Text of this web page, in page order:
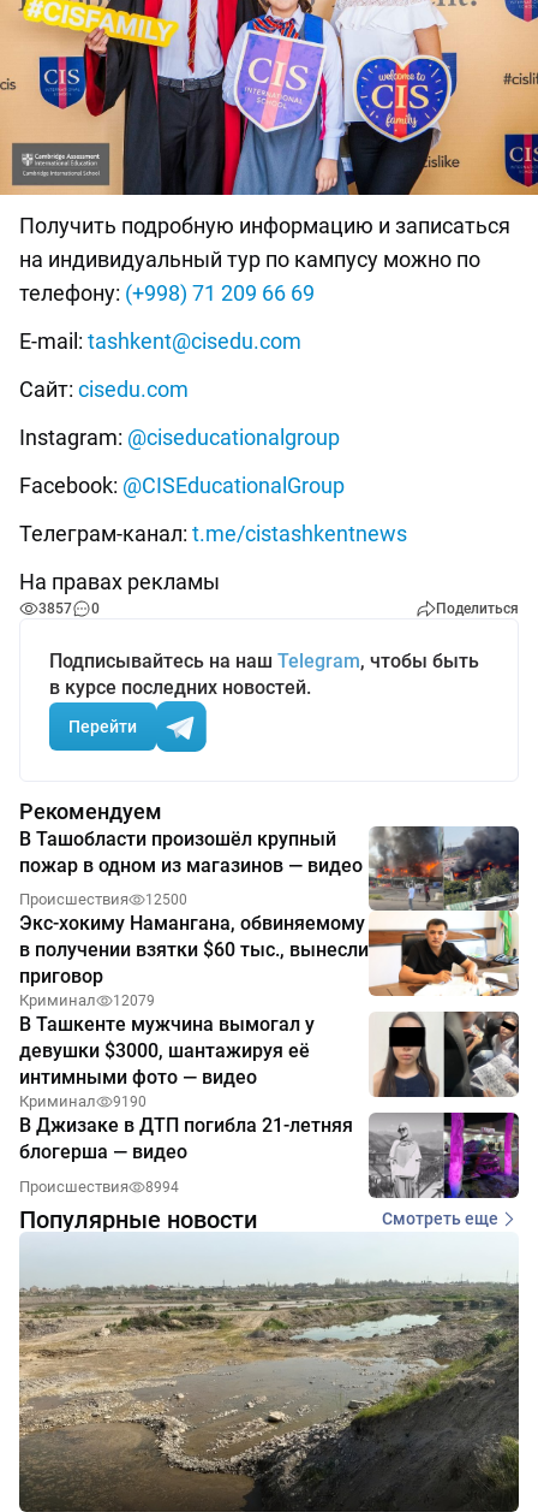
Получить подробную информацию и записаться
на индивидуальный тур по кампусу можно по
телефону: (+998) 71 209 66 69
E-mail: tashkent@cisedu.com
Сайт: cisedu.com
Instagram: @ciseducationalgroup
Facebook: @CISEducationalGroup
Телеграм-канал: t.me/cistashkentnews
На правах рекламы
3857 0 Поделиться
Подписывайтесь на наш Telegram, чтобы быть
в курсе последних новостей.
Перейти
Рекомендуем
В Ташобласти произошёл крупный
пожар в одном из магазинов — видео
Происшествия 12500
Экс-хокиму Намангана, обвиняемому
в получении взятки $60 тыс., вынесли
приговор
Криминал 12079
В Ташкенте мужчина вымогал у
девушки $3000, шантажируя её
интимными фото — видео
Криминал 9190
В Джизаке в ДТП погибла 21-летняя
блогерша — видео
Происшествия 8994
Популярные новости Смотреть еще